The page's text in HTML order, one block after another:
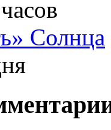
Солнца